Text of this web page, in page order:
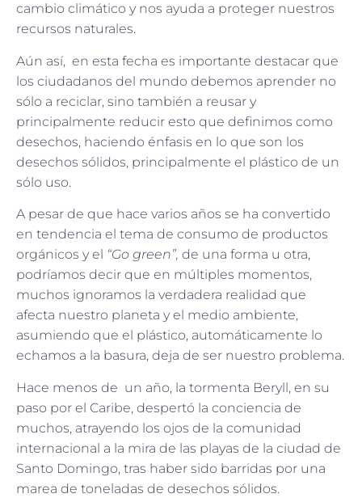
cambio climático y nos ayuda a proteger nuestros
recursos naturales.
Aún así, en esta fecha es importante destacar que
los ciudadanos del mundo debemos aprender no
sólo a reciclar, sino también a reusar y
principalmente reducir esto que definimos como
desechos, haciendo énfasis en lo que son los
desechos sólidos, principalmente el plástico de un
sólo uso.
A pesar de que hace varios años se ha convertido
en tendencia el tema de consumo de productos
orgánicos y el “Go green”, de una forma u otra,
podríamos decir que en múltiples momentos,
muchos ignoramos la verdadera realidad que
afecta nuestro planeta y el medio ambiente,
asumiendo que el plástico, automáticamente lo
echamos a la basura, deja de ser nuestro problema.
Hace menos de un año, la tormenta Beryll, en su
paso por el Caribe, despertó la conciencia de
muchos, atrayendo los ojos de la comunidad
internacional a la mira de las playas de la ciudad de
Santo Domingo, tras haber sido barridas por una
marea de toneladas de desechos sólidos.